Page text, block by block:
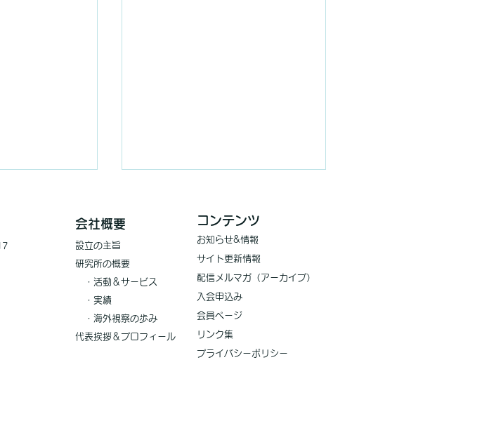
人口減少社会における保育政
策の行方は
会社概要
設立の主旨
研究所の概要
・ 活動＆サービス
・実績
​ ・海外視察の歩み
代表挨拶＆プロフィール
コンテンツ
お知らせ&情報
サイト更新情報
​配信メルマガ（アーカイブ）
入会申込み
会員ページ
​リンク集
プライバシーポリシー